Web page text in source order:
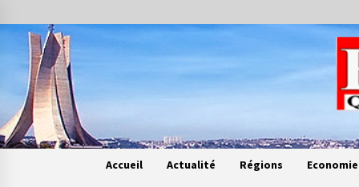
to
content
Accueil Actualité Régions Economie